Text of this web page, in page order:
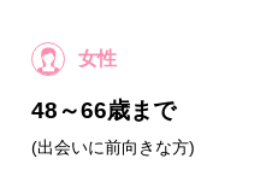
女性
48～66歳まで
(出会いに前向きな方)